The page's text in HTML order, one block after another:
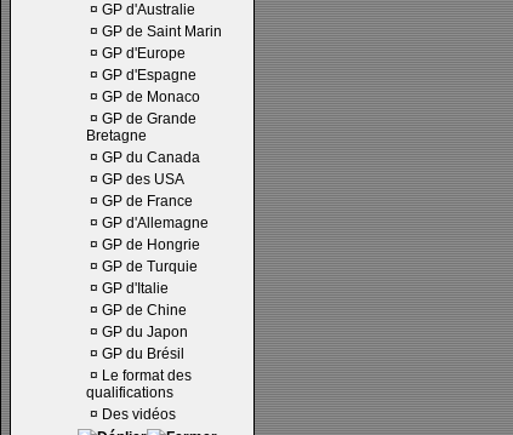
¤ GP d'Australie
¤ GP de Saint Marin
¤ GP d'Europe
¤ GP d'Espagne
¤ GP de Monaco
¤ GP de Grande
Bretagne
¤ GP du Canada
¤ GP des USA
¤ GP de France
¤ GP d'Allemagne
¤ GP de Hongrie
¤ GP de Turquie
¤ GP d'Italie
¤ GP de Chine
¤ GP du Japon
¤ GP du Brésil
¤ Le format des
qualifications
¤ Des vidéos